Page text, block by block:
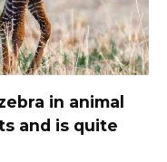
in animal
and is quite